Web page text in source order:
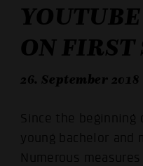
ON FIRST
26. September 2018
Since the beginning
young bachelor and
Numerous